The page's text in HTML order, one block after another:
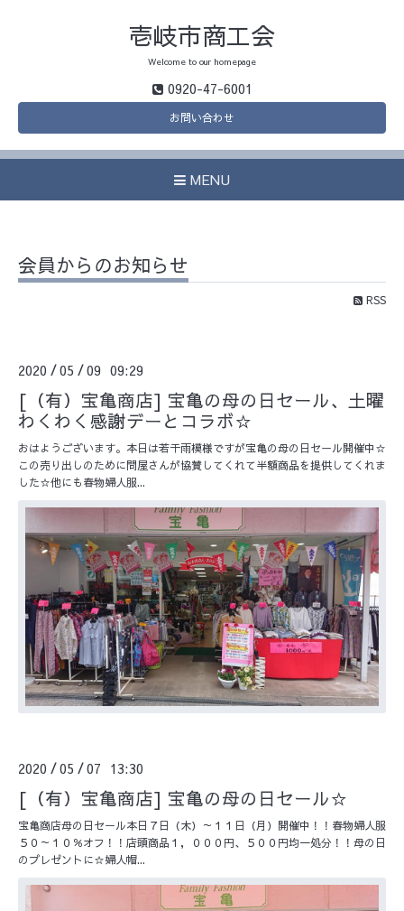
壱岐市商工会
Welcome to our homepage
0920-47-6001
お問い合わせ
MENU
会員からのお知らせ
RSS
2020 /05 /09 09:29
[（有）宝亀商店] 宝亀の母の日セール、土曜
わくわく感謝デーとコラボ☆
おはようございます。本日は若干雨模様ですが宝亀の母の日セール開催中☆
この売り出しのために問屋さんが協賛してくれて半額商品を提供してくれま
した☆他にも春物婦人服...
2020 /05 /07 13:30
[（有）宝亀商店] 宝亀の母の日セール☆
宝亀商店母の日セール本日７日（木）～１１日（月）開催中！！春物婦人服
５０～１０％オフ！！店頭商品１，０００円、５００円均一処分！！母の日
のプレゼントに☆婦人帽...